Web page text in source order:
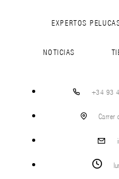
EXPERTOS
NOTICIAS
+34 93
Carrer